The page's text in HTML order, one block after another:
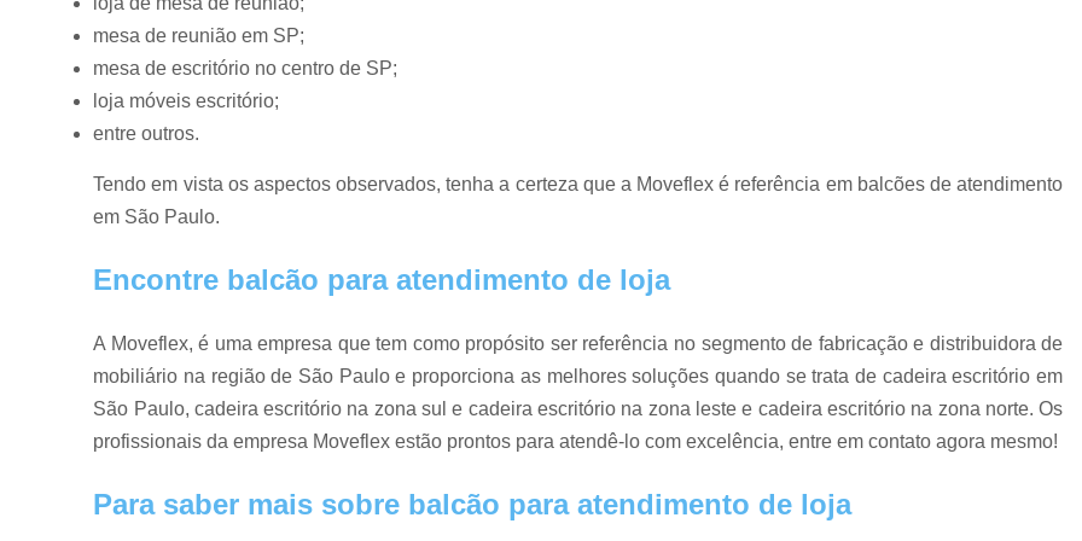
Loja de Estação
Gaveteiro de Escritório
Gaveteiro
Mesa Diretor para Escritório
Mesa do Diretor
Mesa para Escritório Diretor
Mesas
Mesas Diretoria SP
Comprar Mesa
Mesa de Reunião em SP
mesa de reunião em SP;
mesa de escritório no centro de SP;
loja móveis escritório;
entre outros.
Tendo em vista os aspectos observados, tenha a certeza que a Moveflex é referência em balcões de atendimento
em São Paulo.
Encontre balcão para atendimento de loja
A Moveflex, é uma empresa que tem como propósito ser referência no segmento de fabricação e distribuidora de
mobiliário na região de São Paulo e proporciona as melhores soluções quando se trata de cadeira escritório em
São Paulo, cadeira escritório na zona sul e cadeira escritório na zona leste e cadeira escritório na zona norte. Os
profissionais da empresa Moveflex estão prontos para atendê-lo com excelência, entre em contato agora mesmo!
Para saber mais sobre balcão para atendimento de loja